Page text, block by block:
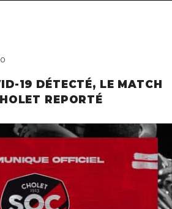
19 DÉTECTÉ, LE MATCH
REPORTÉ